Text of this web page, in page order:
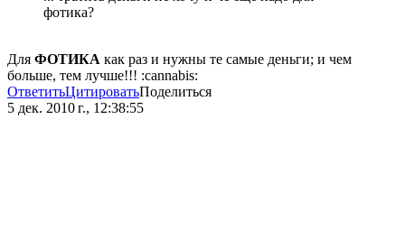
фотика?
Для ФОТИКА как раз и нужны те самые деньги; и чем
больше, тем лучше!!! :cannabis:
ОтветитьЦитироватьПоделиться
5 дек. 2010 г., 12:38:55